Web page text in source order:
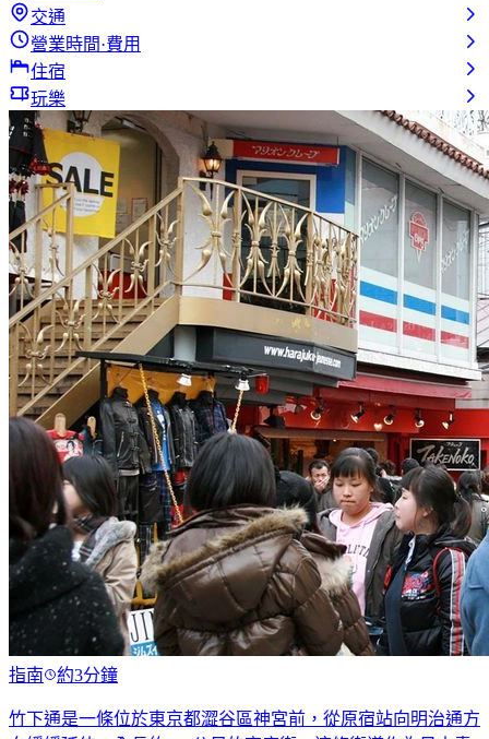
交通
營業時間·費用
住宿
玩樂
指南 約3分鐘
竹下通是一條位於東京都澀谷區神宮前，從原宿站向明治通方